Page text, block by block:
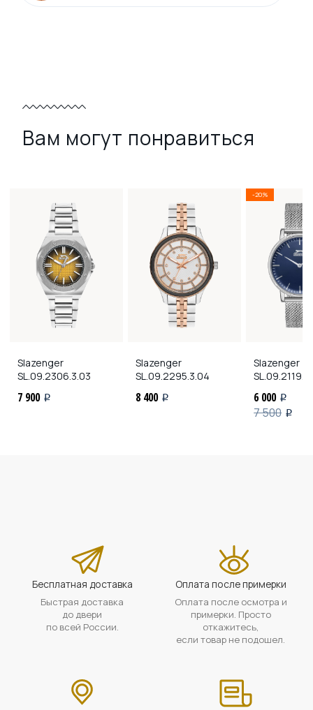
Вам могут понравиться
Slazenger
SL.09.2306.3.03
7 900 i
Slazenger
SL.09.2295.3.04
8 400 i
-20%
Slazenger
6 000 i
7 500 i
Бесплатная доставка
Быстрая доставка
до двери
по всей России.
Оплата после примерки
Оплата после осмотра и
примерки. Просто
откажитесь,
если товар не подошел.